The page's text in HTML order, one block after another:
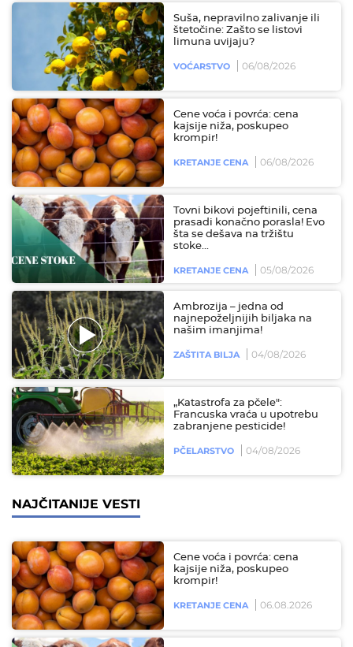
Suša, nepravilno zalivanje ili
štetočine: Zašto se listovi
limuna uvijaju?
VOĆARSTVO 06/08/2026
Cene voća i povrća: cena
kajsije niža, poskupeo
krompir!
KRETANJE CENA 06/08/2026
Tovni bikovi pojeftinili, cena
prasadi konačno porasla! Evo
šta se dešava na tržištu
stoke...
KRETANJE CENA 05/08/2026
Ambrozija – jedna od
najnepoželjnijih biljaka na
našim imanjima!
ZAŠTITA BILJA 04/08/2026
„Katastrofa za pčele":
Francuska vraća u upotrebu
zabranjene pesticide!
PČELARSTVO 04/08/2026
NAJČITANIJE VESTI
Cene voća i povrća: cena
kajsije niža, poskupeo
krompir!
KRETANJE CENA 06.08.2026